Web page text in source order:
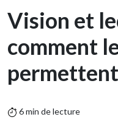
Vision et
comment
6 min de lecture